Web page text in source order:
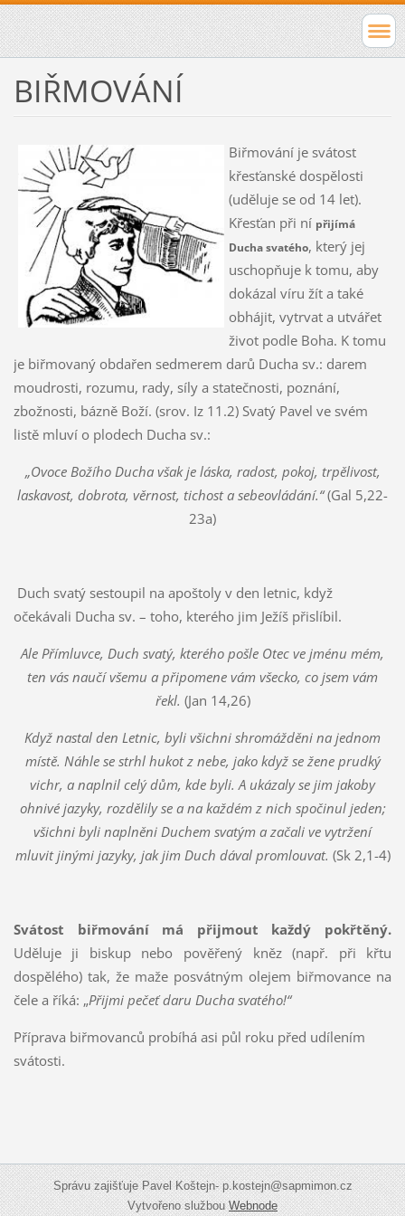
BIŘMOVÁNÍ
Biřmování je svátost
křesťanské dospělosti
(uděluje se od 14 let).
Křesťan při ní přijímá
Ducha svatého, který jej
uschopňuje k tomu, aby
dokázal víru žít a také
obhájit, vytrvat a utvářet
život podle Boha. K tomu
je biřmovaný obdařen sedmerem darů Ducha sv.: darem
moudrosti, rozumu, rady, síly a statečnosti, poznání,
zbožnosti, bázně Boží. (srov. Iz 11.2) Svatý Pavel ve svém
listě mluví o plodech Ducha sv.:
„Ovoce Božího Ducha však je láska, radost, pokoj, trpělivost,
laskavost, dobrota, věrnost, tichost a sebeovládání.“(Gal 5,22-
23a)
Duch svatý sestoupil na apoštoly v den letnic, když
očekávali Ducha sv. – toho, kterého jim Ježíš přislíbil.
Ale Přímluvce, Duch svatý, kterého pošle Otec ve jménu mém,
ten vás naučí všemu a připomene vám všecko, co jsem vám
řekl. (Jan 14,26)
Když nastal den Letnic, byli všichni shromážděni na jednom
místě. Náhle se strhl hukot z nebe, jako když se žene prudký
vichr, a naplnil celý dům, kde byli. A ukázaly se jim jakoby
ohnivé jazyky, rozdělily se a na každém z nich spočinul jeden;
všichni byli naplněni Duchem svatým a začali ve vytržení
mluvit jinými jazyky, jak jim Duch dával promlouvat. (Sk 2,1-4)
Svátost biřmování má přijmout každý pokřtěný.
Uděluje ji biskup nebo pověřený kněz (např. při křtu
dospělého) tak, že maže posvátným olejem biřmovance na
čele a říká: „Přijmi pečeť daru Ducha svatého!“
Příprava biřmovanců probíhá asi půl roku před udílením
svátosti.
Správu zajišťuje Pavel Koštejn- p.kostejn@sapmimon.cz
Vytvořeno službouWebnode